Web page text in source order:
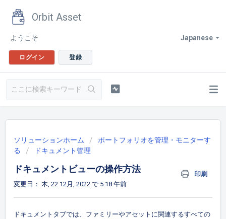
Orbit Asset
Japanese
ようこそ
ログイン 登録
ソリューションホーム
ポートフォリオを管理・モニターす
る
ドキュメント管理
ドキュメントビューの操作方法
印刷
変更日： 木, 22 12月, 2022 で 5:18 午前
ドキュメントタブでは、ファミリーやアセットに関連するすべての